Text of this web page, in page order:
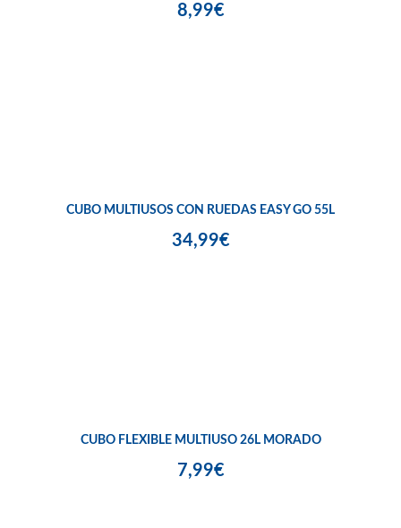
8,99€
CUBO MULTIUSOS CON RUEDAS EASY GO 55L
34,99€
CUBO FLEXIBLE MULTIUSO 26L MORADO
7,99€